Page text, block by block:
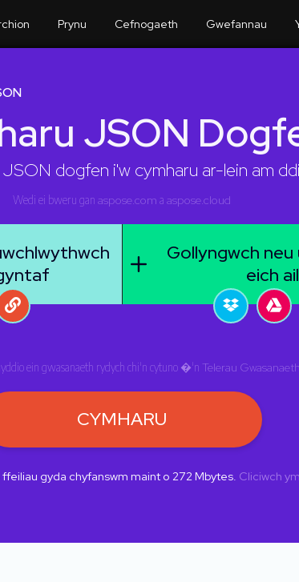
Prynu Cefnogaeth Gwefannau
JSON
dogfen i'w cymharu ar-lein am
Wedi ei bweru gan aspose.com a aspose.cloud
Gollyngwch
eich
ein gwasanaeth rydych chi'n cytuno �'n Telerau Gwasanaeth
CYMHARU
ffeiliau gyda chyfanswm maint o 272 Mbytes. Cliciwch